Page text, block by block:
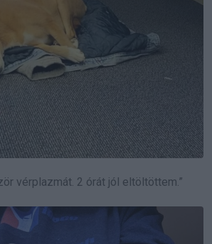
vérplazmát. 2 órát jól eltöltöttem.”